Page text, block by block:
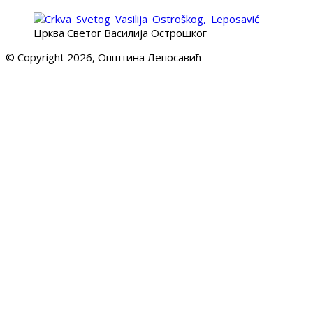
Црква Светог Василија Острошког
© Copyright 2026, Општина Лепосавић